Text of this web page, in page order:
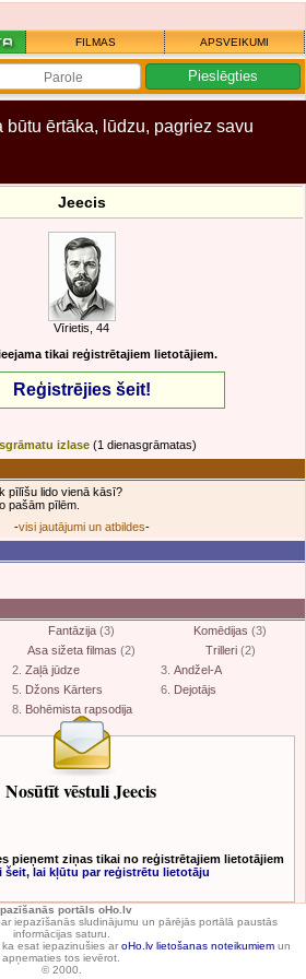
FILMAS APSVEIKUMI
būtu ērtāka, lūdzu, pagriez savu
Jeecis
Vīrietis, 44
tikai reģistrētajiem lietotājiem.
Reģistrējies šeit!
izlase (1 dienasgrāmatas)
pīlīšu lido vienā kāsī?
pašām pīlēm.
-visi jautājumi un atbildes-
Fantāzija(3) Komēdijas (3)
Asa sižeta filmas (2) Trilleri(2)
2. Zaļā jūdze 3. Andžel-A
5. Džons Kārters 6. Dejotājs
8. Bohēmista rapsodija
Nosūtīt vēstuli Jeecis
pieņemt ziņas tikai no reģistrētajiem lietotājiem
šeit, lai kļūtu par reģistrētu lietotāju
portāls oHo.lv
iepazīšanās sludinājumu un pārējās portālā paustās
informācijas saturu.
esat iepazinušies ar oHo.lv lietošanas noteikumiemun
apņematies tos ievērot.
© 2000.